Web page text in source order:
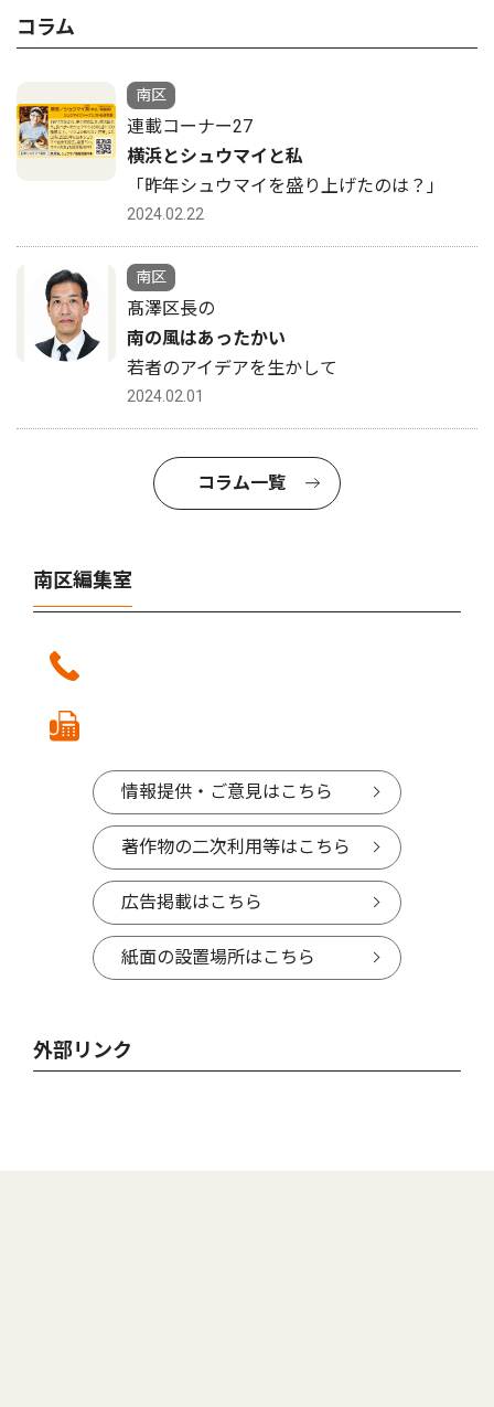
コラム
南区
連載コーナー27
横浜とシュウマイと私
「昨年シュウマイを盛り上げたのは？」
2024.02.22
南区
髙澤区長の
南の風はあったかい
若者のアイデアを生かして
2024.02.01
コラム一覧
南区編集室
情報提供・ご意見はこちら
著作物の二次利用等はこちら
広告掲載はこちら
紙面の設置場所はこちら
外部リンク